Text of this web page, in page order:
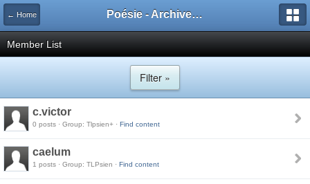
← Home Poésie - Archives de Toute La Poésie - 2005 - 2006
Member List
Filter »
c.victor
0 posts · Group: Tlpsien+ · Find content
caelum
1 posts · Group: TLPsien · Find content